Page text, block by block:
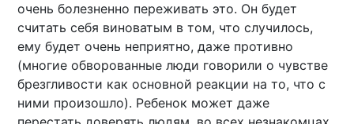
очень болезненно переживать это. Он будет
считать себя виноватым в том, что случилось,
ему будет очень неприятно, даже противно
(многие обворованные люди говорили о чувстве
брезгливости как основной реакции на то, что с
ними произошло). Ребенок может даже